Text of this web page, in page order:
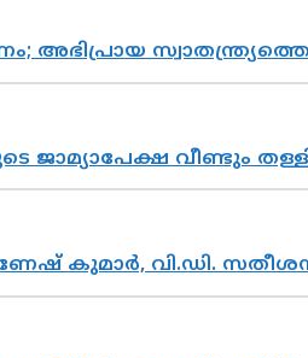
ജാമ്യാപേക്ഷ വീണ്ടും
കുമാർ, വി.ഡി.